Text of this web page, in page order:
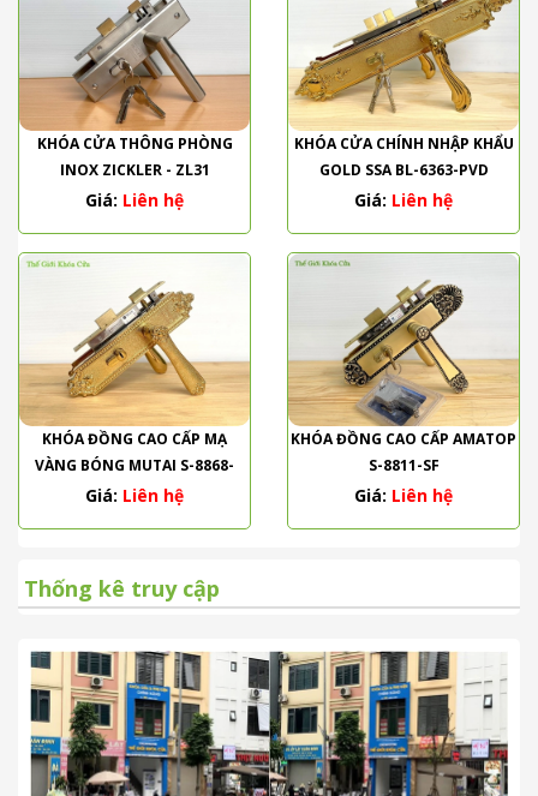
KHÓA CỬA THÔNG PHÒNG
INOX ZICKLER - ZL31
Giá: Liên hệ
KHÓA CỬA CHÍNH NHẬP KHẨU
GOLD SSA BL-6363-PVD
Giá: Liên hệ
KHÓA ĐỒNG CAO CẤP MẠ
VÀNG BÓNG MUTAI S-8868-
PVD
Giá: Liên hệ
KHÓA ĐỒNG CAO CẤP AMATOP
S-8811-SF
Giá: Liên hệ
Thống kê truy cập